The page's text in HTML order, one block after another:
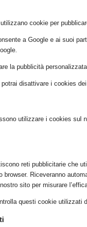
cookie per
a Google e ai suoi
la pubblicità
disattivare i cookies
utilizzare i cookies sul
reti pubblicitarie che
Riceveranno
sito per misurare
questi cookie utilizzati